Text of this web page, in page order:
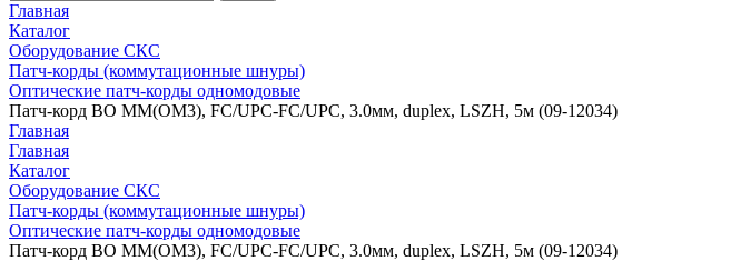
Главная
Каталог
Оборудование СКС
Патч-корды (коммутационные шнуры)
Оптические патч-корды одномодовые
Патч-корд ВО MM(OM3), FC/UPC-FC/UPC, 3.0мм, duplex, LSZH, 5м (09-12034)
Главная
Главная
Каталог
Оборудование СКС
Патч-корды (коммутационные шнуры)
Оптические патч-корды одномодовые
Патч-корд ВО MM(OM3), FC/UPC-FC/UPC, 3.0мм, duplex, LSZH, 5м (09-12034)